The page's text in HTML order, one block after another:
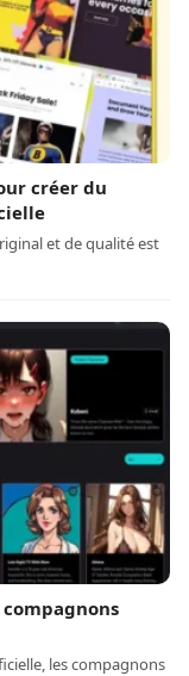
créer du
et de qualité est
les compagnons